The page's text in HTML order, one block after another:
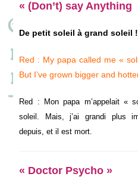
« (Don’t) say Anything
De petit soleil à grand soleil !
Red : My papa called me «
But I’ve grown bigger and
Red : Mon papa m’appelait «
soleil. Mais, j’ai grandi plus
depuis, et il est mort.
« Doctor Psycho »